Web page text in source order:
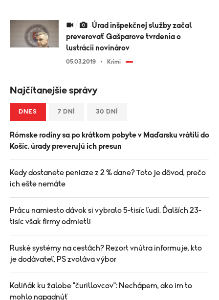
preverovať Gašparove tvrdenia o
lustrácii novinárov
05.03.2019 Krimi
Najčítanejšie správy
DNES 7 DNÍ 30 DNÍ
Rómske rodiny sa po krátkom pobyte v Maďarsku vrátili do
Košíc, úrady preverujú ich presun
Kedy dostanete peniaze z 2 % dane? Toto je dôvod, prečo
ich ešte nemáte
Prácu namiesto dávok si vybralo 5-tisíc ľudí. Ďalších 23-
tisíc však firmy odmietli
Ruské systémy na cestách? Rezort vnútra informuje, kto
je dodávateľ, PS zvoláva výbor
Kaliňák ku žalobe "čurillovcov": Nechápem, ako im to
mohlo napadnúť